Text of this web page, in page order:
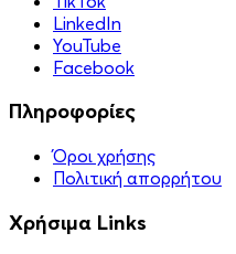
LinkedIn
YouTube
Facebook
Πληροφορίες
Όροι χρήσης
Πολιτική απορρήτου
Χρήσιμα Links